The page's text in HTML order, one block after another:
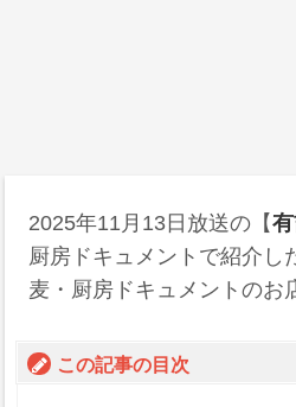
2025年11月13日 放送の【
厨房ドキュメントで紹介し
麦・厨房ドキュメントのお
この記事の目次